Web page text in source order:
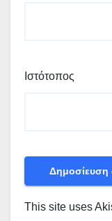
Ιστότοπος
This site uses